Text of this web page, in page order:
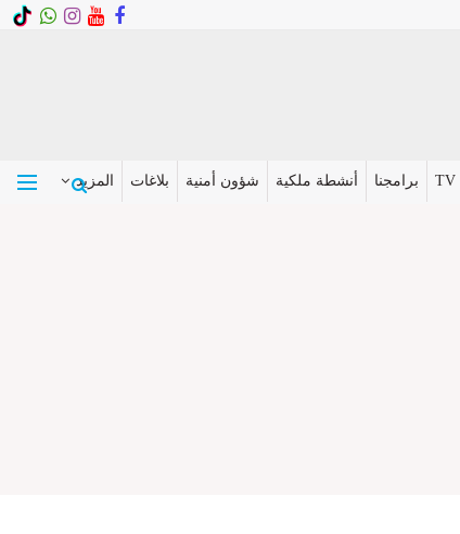
برامجنا أنشطة ملكية شؤون أمنية بلاغات المزيد